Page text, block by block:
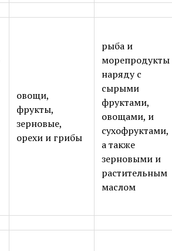
овощи,
фрукты,
зерновые,
орехи и грибы
рыба и
морепродукты
наряду с
сырыми
фруктами,
овощами, и
сухофруктами,
а также
зерновыми и
растительным
маслом